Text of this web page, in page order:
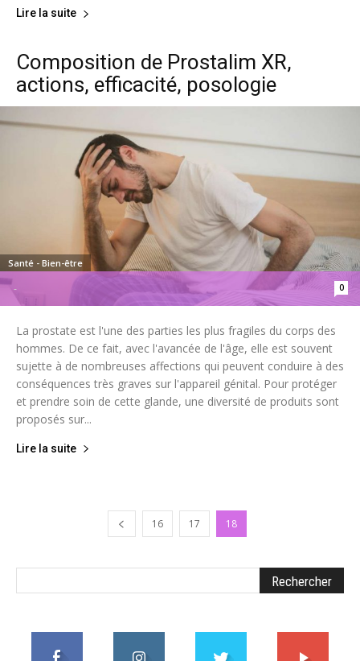
Lire la suite
Composition de Prostalim XR,
actions, efficacité, posologie
- 0
Santé - Bien-être
La prostate est l'une des parties les plus fragiles du corps des
hommes. De ce fait, avec l'avancée de l'âge, elle est souvent
sujette à de nombreuses affections qui peuvent conduire à des
conséquences très graves sur l'appareil génital. Pour protéger
et prendre soin de cette glande, une diversité de produits sont
proposés sur...
Lire la suite
16 17 18